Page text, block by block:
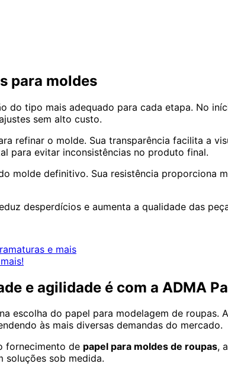
para moldes
do tipo mais adequado para cada etapa. No
sem alto custo.
refinar o molde. Sua transparência facilita a
para evitar inconsistências no produto final.
molde definitivo. Sua resistência proporciona
desperdícios e aumenta a qualidade das
e mais
e agilidade é com a ADMA
escolha do papel para modelagem de roupas. A
às mais diversas demandas do mercado.
fornecimento de papel para moldes de roupas,
soluções sob medida.